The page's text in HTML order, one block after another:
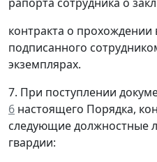
контракта о
подписанного
экземплярах.
7. При поступлении
6 настоящего Порядка,
следующие должностные
гвардии: